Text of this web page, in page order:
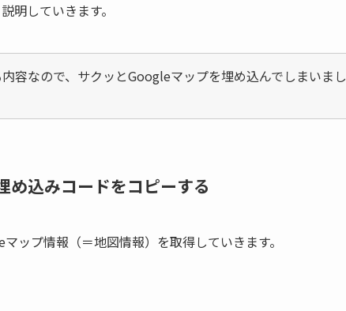
明していきます。
容なので、サクッとGoogleマップを埋め込んでしまいまし
込みコードをコピーする
ップ情報（＝地図情報）を取得していきます。